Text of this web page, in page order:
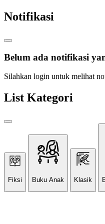
Notifikasi
Belum ada notifikasi
Silahkan login untuk melihat
List Kategori
Fiksi Buku Anak Klasik